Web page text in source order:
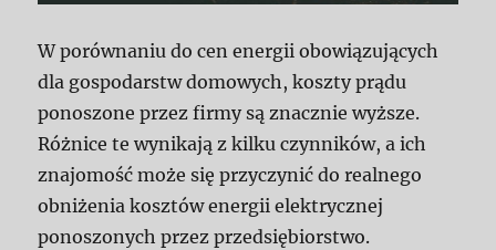
W porównaniu do cen energii obowiązujących
dla gospodarstw domowych, koszty prądu
ponoszone przez firmy są znacznie wyższe.
Różnice te wynikają z kilku czynników, a ich
znajomość może się przyczynić do realnego
obniżenia kosztów energii elektrycznej
ponoszonych przez przedsiębiorstwo.